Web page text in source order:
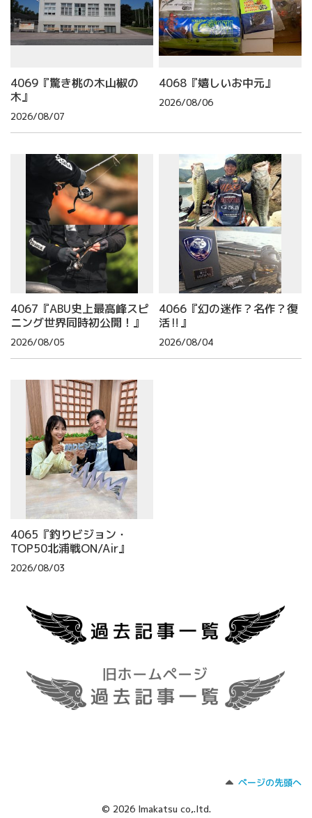
4069『驚き桃の木山椒の
木』
2026/08/07
4068『嬉しいお中元』
2026/08/06
4067『ABU史上最高峰スピ
ニング世界同時初公開！』
2026/08/05
4066『幻の迷作？名作？復
活‼』
2026/08/04
4065『釣りビジョン・
TOP50北浦戦ON/Air』
2026/08/03
ページの先頭へ
© 2026 Imakatsu co,.ltd.